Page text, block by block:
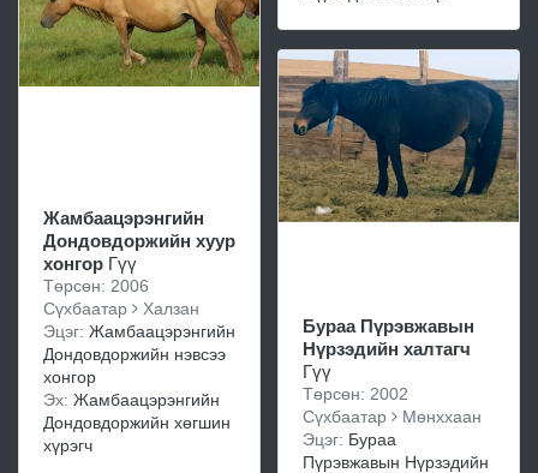
Жамбаацэрэнгийн
Дондовдоржийн хуур
хонгор Гүү
Төрсөн: 2006
Сүхбаатар
Халзан
Эцэг: Жамбаацэрэнгийн
Дондовдоржийн нэвсээ
хонгор
Эх: Жамбаацэрэнгийн
Дондовдоржийн хөгшин
хүрэгч
Бураа Пүрэвжавын
Нүрзэдийн халтагч
Гүү
Төрсөн: 2002
Сүхбаатар
Мөнххаан
Эцэг: Бураа
Пүрэвжавын Нүрзэдийн